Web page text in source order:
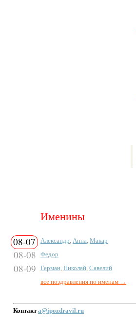
Именины
08-07 Александр, Анна, Макар
08-08 Федор
08-09 Герман, Николай, Савелий
все поздравления по именам →
Контактa@ipozdravil.ru